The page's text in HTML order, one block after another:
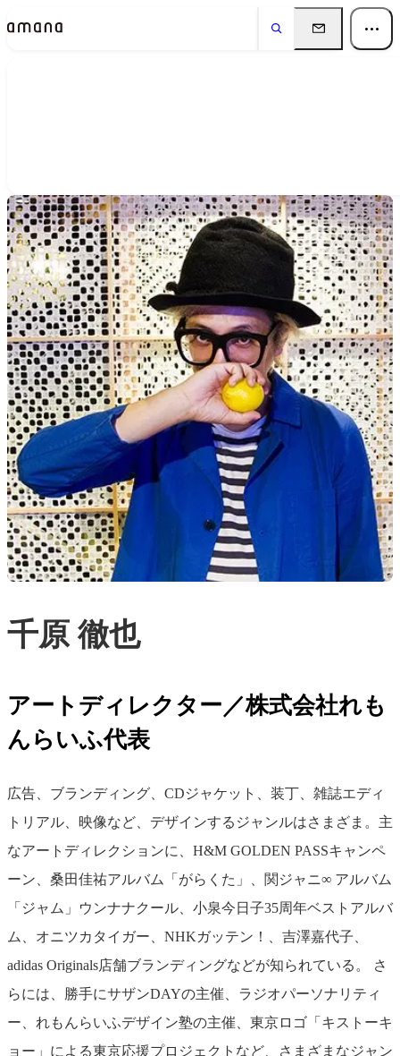
千原 徹也
アートディレクター／株式会社れも
んらいふ代表
広告、ブランディング、CDジャケット、装丁、雑誌エディ
トリアル、映像など、デザインするジャンルはさまざま。主
なアートディレクションに、H&M GOLDEN PASSキャンペ
ーン、桑田佳祐アルバム「がらくた」、関ジャニ∞ アルバム
「ジャム」ウンナナクール、小泉今日子35周年ベストアルバ
ム、オニツカタイガー、NHKガッテン！、吉澤嘉代子、
adidas Originals店舗ブランディングなどが知られている。 さ
らには、勝手にサザンDAYの主催、ラジオパーソナリティ
ー、れもんらいふデザイン塾の主催、東京ロゴ「キストーキ
ョー」による東京応援プロジェクトなど、さまざまなジャン